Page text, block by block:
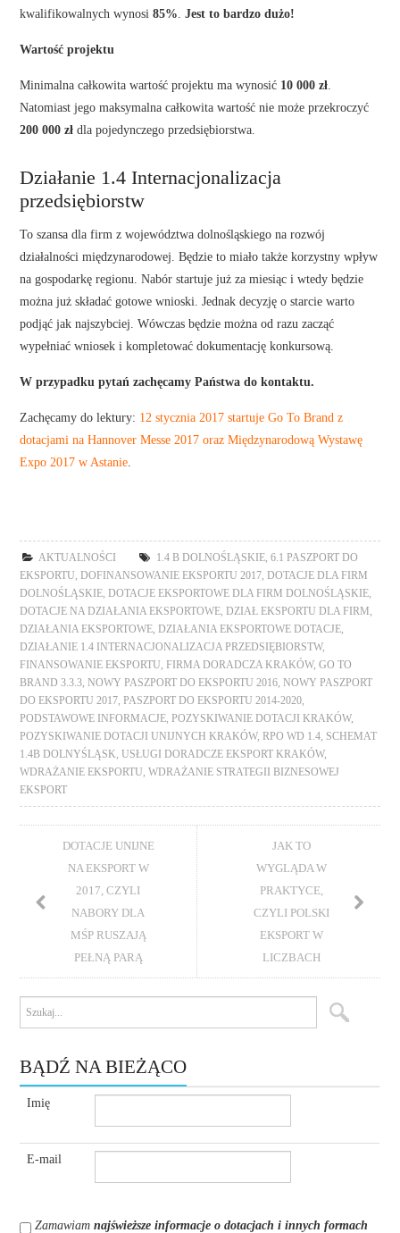
kwalifikowalnych wynosi85%.Jest to bardzo dużo!
Wartość projektu
Minimalna całkowita wartość projektu ma wynosić 10 000 zł.
Natomiast jego maksymalna całkowita wartość nie może przekroczyć
200 000 zł dla pojedynczego przedsiębiorstwa.
Działanie 1.4 Internacjonalizacja
przedsiębiorstw
To szansa dla firm z województwa dolnośląskiego na rozwój
działalności międzynarodowej. Będzie to miało także korzystny wpływ
na gospodarkę regionu. Nabór startuje już za miesiąc i wtedy będzie
można już składać gotowe wnioski. Jednak decyzję o starcie warto
podjąć jak najszybciej. Wówczas będzie można od razu zacząć
wypełniać wniosek i kompletować dokumentację konkursową.
W przypadku pytań zachęcamy Państwa do kontaktu.
Zachęcamy do lektury: 12 stycznia 2017 startuje Go To Brand z
dotacjami na Hannover Messe 2017 oraz Międzynarodową Wystawę
Expo 2017 w Astanie
AKTUALNOŚCI 1.4 B DOLNOŚLĄSKIE ,6.1 PASZPORT DO
EKSPORTU ,DOFINANSOWANIE EKSPORTU 2017 ,DOTACJE DLA FIRM
DOLNOŚLĄSKIE ,DOTACJE EKSPORTOWE DLA FIRM DOLNOŚLĄSKIE
DOTACJE NA DZIAŁANIA EKSPORTOWE ,DZIAŁ EKSPORTU DLA FIRM
DZIAŁANIA EKSPORTOWE ,DZIAŁANIA EKSPORTOWE DOTACJE
DZIAŁANIE 1.4 INTERNACJONALIZACJA PRZEDSIĘBIORSTW,
FINANSOWANIE EKSPORTU ,FIRMA DORADCZA KRAKÓW,GO TO
BRAND 3.3.3 ,NOWY PASZPORT DO EKSPORTU 2016 ,NOWY PASZPORT
DO EKSPORTU 2017 ,PASZPORT DO EKSPORTU 2014-2020
PODSTAWOWE INFORMACJE ,POZYSKIWANIE DOTACJI KRAKÓW,
POZYSKIWANIE DOTACJI UNIJNYCH KRAKÓW,RPO WD 1.4 SCHEMAT
1.4B DOLNYŚLĄSK ,USŁUGI DORADCZE EKSPORT KRAKÓW,
WDRAŻANIE EKSPORTU ,WDRAŻANIE STRATEGII BIZNESOWEJ
EKSPORT
DOTACJE UNIJNE
NA EKSPORT W
2017, CZYLI
NABORY DLA
MŚP RUSZAJĄ
PEŁNĄ PARĄ
JAK TO
WYGLĄDA W
PRAKTYCE,
CZYLI POLSKI
EKSPORT W
LICZBACH
BĄDŹ NA BIEŻĄCO
Imię
E-mail
Zamawiamnajświeższe informacje o dotacjach i innych formach